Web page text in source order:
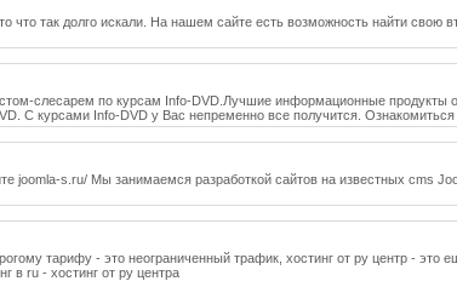
так долго искали. На нашем сайте есть возможность найти свою
слесарем по курсам Info-DVD.Лучшие информационные продукты
С курсами Info-DVD у Вас непременно все получится.
joomla-s.ru/ Мы занимаемся разработкой сайтов на известных cms
тарифу - это неограниченный трафик, хостинг от ру центр - это
в ru - хостинг от ру центра